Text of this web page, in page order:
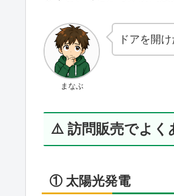
まなぶ
ドアを開
⚠️ 訪問販売でよく
① 太陽光発電